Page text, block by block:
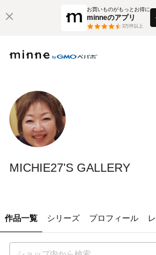
お買いものがもっとお得に
minneのアプリ
3万件以上
MICHIE27'S GALLERY
作品一覧 シリーズ プロフィール